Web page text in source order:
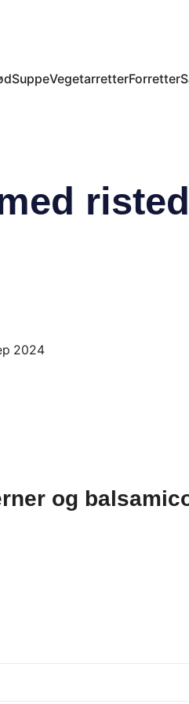
SuppeVegetarretterForretter
2024
og